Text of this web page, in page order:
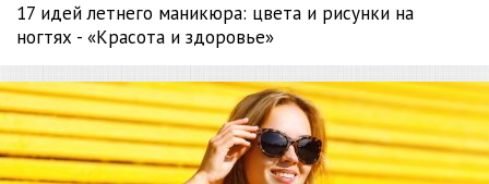
17 идей летнего маникюра: цвета и рисунки на
ногтях - «Красота и здоровье»